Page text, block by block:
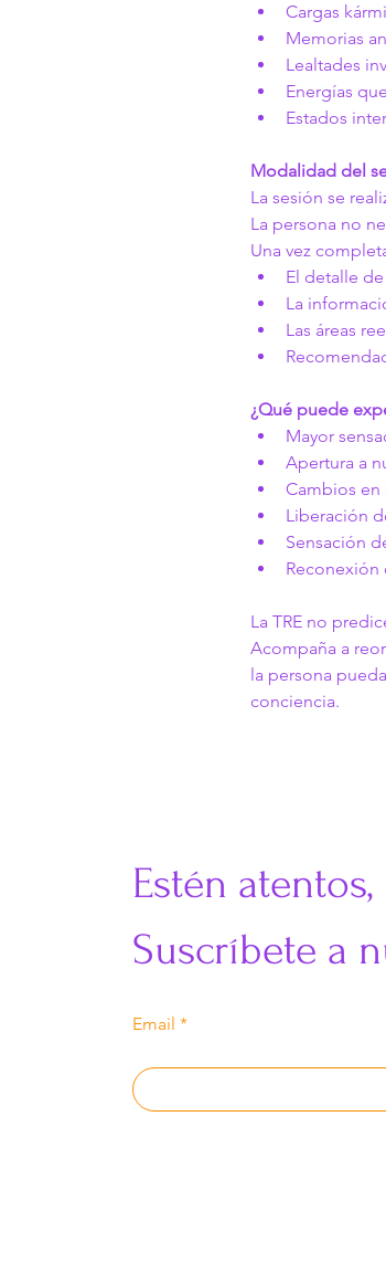
Cargas
Memorias
Lealtades
Energías
Estados
Modalidad del
La sesión se
La persona no
Una vez
El detalle
La
Las áreas
¿Qué puede
Mayor
Apertura a
Cambios
Liberación
Sensación
Reconexión
La TRE no
Acompaña a
la persona
conciencia.
​Estén atentos,
Suscríbete a
Email